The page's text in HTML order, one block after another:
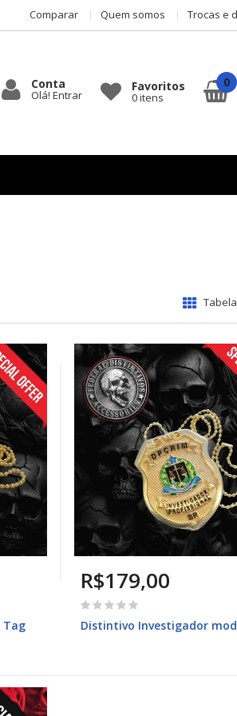
Comparar Quem somos Trocas e
Conta
Olá! Entrar
Favoritos
0itens
0
Tabela
Tag
R$179,00
Distintivo Investigador